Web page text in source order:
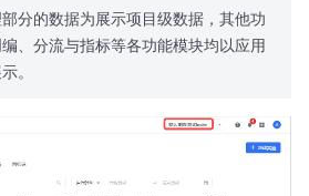
分的数据为展示项目级数据，其他功
、分流与指标等各功能模块均以应用
。